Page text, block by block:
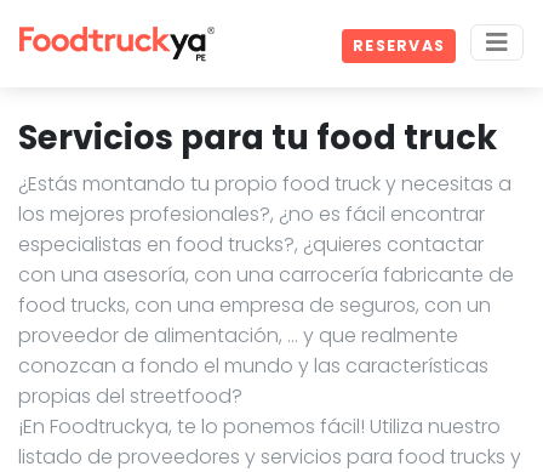
RESERVAS
Servicios para tu food truck
¿Estás montando tu propio food truck y necesitas a
los mejores profesionales?, ¿no es fácil encontrar
especialistas en food trucks?, ¿quieres contactar
con una asesoría, con una carrocería fabricante de
food trucks, con una empresa de seguros, con un
proveedor de alimentación, … y que realmente
conozcan a fondo el mundo y las características
propias del streetfood?
¡En Foodtruckya, te lo ponemos fácil! Utiliza nuestro
listado de proveedores y servicios para food trucks y